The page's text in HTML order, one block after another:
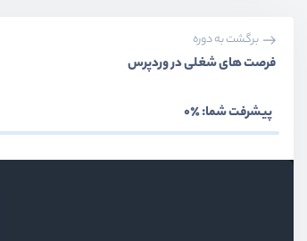
برگشت به دوره
فرصت های شغلی در وردپرس
پیشرفت شما:٪0